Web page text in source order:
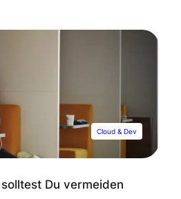
Cloud & Dev
Du vermeiden